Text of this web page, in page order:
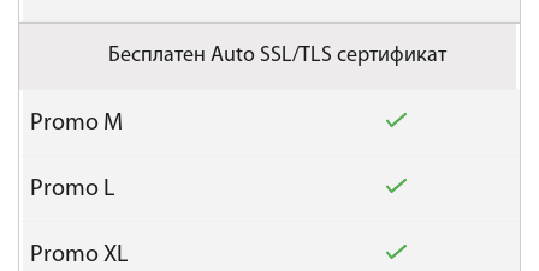
Бесплатен Auto SSL/TLS сертификат